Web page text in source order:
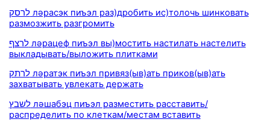
לרסק ләрасэк пиъэл раз)дробить ис)толочь шинковать
размозжить разгромить
לרצף ләрацеф пиъэл вы)мостить настилать настелить
выкладывать/выложить плитками
לרתק ләратэк пиъэл привяз(ыв)ать приков(ыв)ать
захватывать увлекать держать
לשבץ ләшабэц пиъэл разместить расставить/
распределить по клеткам/местам вставить